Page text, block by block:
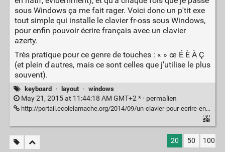
sous Windows ça me fait rager. Voici donc un p'tit exe
tout simple qui installe le clavier fr-oss sous Windows,
pour enfin pouvoir écrire français avec un clavier
azerty.
Très pratique pour ce genre de touches : « » œ É È À Ç
(et plein d'autres, mais ce sont celles que j'utilise le plus
souvent).
keyboard · layout · windows
May 21, 2015 at 11:44:18 AM GMT+2 * · permalien
http://portail.ecolelamache.org/2014/09/un-clavier-pour-ecrire-en-francais-sous-windows-e-c-oe-par-exemple/
20 50 100